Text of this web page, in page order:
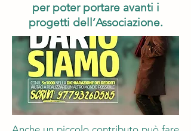
per poter portare avanti i
progetti dell’Associazione.